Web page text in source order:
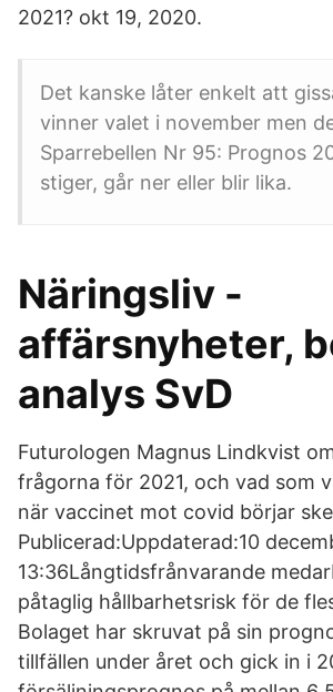
2021? okt 19, 2020.
Det kanske låter enkelt att
vinner valet i november men
Sparrebellen Nr 95: Prognos
stiger, går ner eller blir lika.
Näringsliv -
affärsnyheter,
analys SvD
Futurologen Magnus Lindkvist
frågorna för 2021, och vad som
när vaccinet mot covid börjar
Publicerad:Uppdaterad:10
13:36Långtidsfrånvarande
påtaglig hållbarhetsrisk för de
Bolaget har skruvat på sin
tillfällen under året och gick in i